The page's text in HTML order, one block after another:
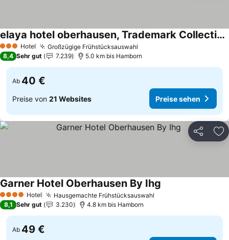
3 SterneHotel Großzügige Frühstücksauswahl
elaya hotel oberhausen, Trademark Collection by Wyndham
Preise sehen
8,4 Sehr gut 7.239 5.0 km bis Hamborn
Ab 40 €
Preise von 21 Websites Preise sehen
Teilen
4 Sterne Hotel Hausgemachte Frühstücksauswahl
Garner Hotel Oberhausen By Ihg
8,1 Sehr gut 3.230 4.8 km bis Hamborn
Ab 49 €